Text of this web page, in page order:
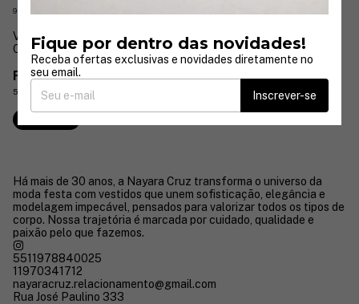
Vestido Luma Em Chiffon
Celine Delicado
R$529,90
5 R$105,98 sem juros
9 cores
Há mais de 30 anos, a Nayara Cruz transforma o universo da
moda festa com vestidos que unem sofisticação, elegância e
modelagem impecável, pensados para valorizar todos os tipos de
corpo. Nossa trajetória é marcada por cuidado, qualidade e
paixão pelo que fazemos.
5511978840025
11970341712
nayaracruz.relacionamento@gmail.com
Rua José Paulino 333
Fique por dentro das novidades!
Receba ofertas exclusivas e novidades diretamente no
seu email.
Inscrever-se